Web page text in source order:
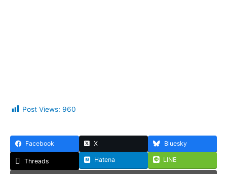
Post Views: 960
Facebook X Bluesky
Threads Hatena LINE